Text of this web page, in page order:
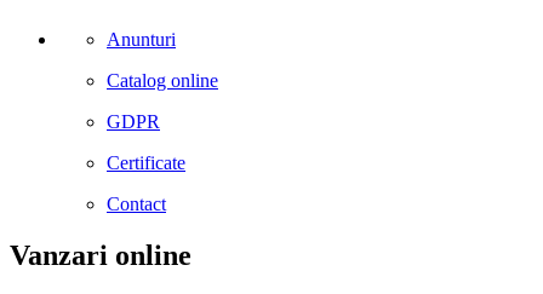
Anunturi
Catalog online
GDPR
Certificate
Contact
Vanzari online